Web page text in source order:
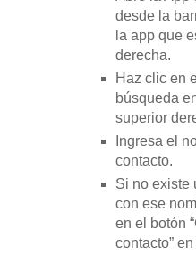
desde la
la app que
derecha.
Haz clic en
búsqueda
superior
Ingresa el
contacto.
Si no existe
con ese
en el botón
contacto”